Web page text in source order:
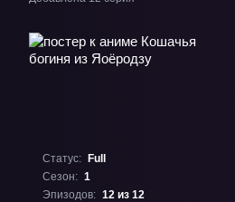
Статус:
Full
Сезон: 1
Эпизодов: 12 из 12